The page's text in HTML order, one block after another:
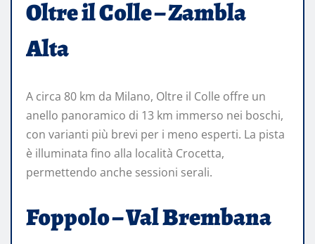
Oltre il Colle – Zambla
Alta
A circa 80 km da Milano, Oltre il Colle offre un
anello panoramico di 13 km immerso nei boschi,
con varianti più brevi per i meno esperti. La pista
è illuminata fino alla località Crocetta,
permettendo anche sessioni serali.
Foppolo – Val Brembana